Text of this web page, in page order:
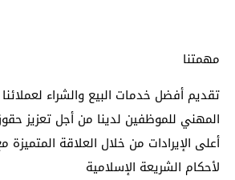
مهمتنا
تقديم أفضل خدمات البيع والشراء
المهني للموظفين لدينا من أجل تعزيز
أعلى الإيرادات من خلال العلاقة المتميزة
لأحكام الشريعة الإسلامية